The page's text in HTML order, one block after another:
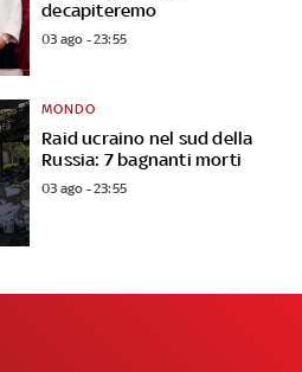
decapiteremo
03 ago - 23:55
Raid ucraino nel sud della
Russia: 7 bagnanti morti
MONDO
03 ago - 23:55